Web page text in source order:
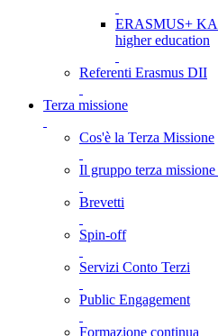
ERASMUS+ KA
higher education
Referenti Erasmus DII
Terza missione
Cos'è la Terza Missione
Il gruppo terza
Brevetti
Spin-off
Servizi Conto Terzi
Public Engagement
Formazione continua